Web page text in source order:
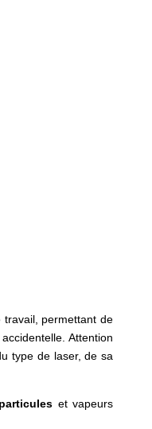
permettant de
Attention
type de laser, de sa
particules et vapeurs